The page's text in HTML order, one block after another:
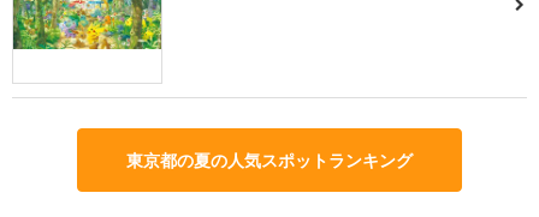
東京都の夏の人気スポットランキング